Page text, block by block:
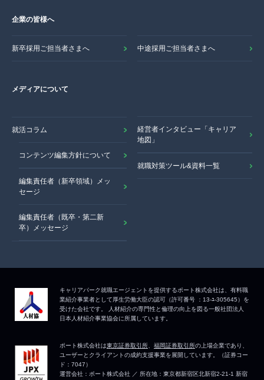
企業の皆様へ
新卒採用ご担当者さまへ 中途採用ご担当者さまへ
メディアについて
就活コラム
コンテンツ編集方針について
編集責任者（新卒領域）メッ
セージ
編集責任者（既卒・第二新
卒）メッセージ
経営者インタビュー「キャリア
地図」
就職対策ツール&資料一覧